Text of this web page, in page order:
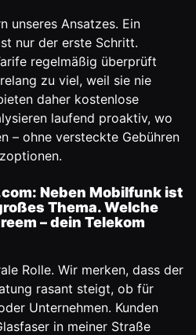
unseres Ansatzes. Ein
nur der erste Schritt.
regelmäßig überprüft
zu viel, weil sie nie
daher kostenlose
laufend proaktiv, wo
– ohne versteckte Gebühren
Neben Mobilfunk ist
Thema. Welche
– dein Telekom
Rolle. Wir merken, dass der
rasant steigt, ob für
Unternehmen. Kunden
in meiner Straße